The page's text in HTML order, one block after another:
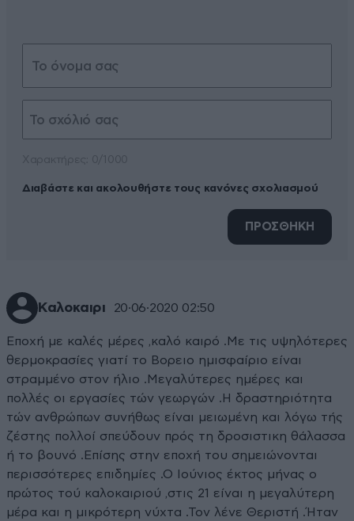
Διαβάστε και ακολουθήστε τους κανόνες σχολιασμού
ΠΡΟΣΘΗΚΗ
Καλοκαιρι 20·06·2020 02:50
Εποχή με καλές μέρες ,καλό καιρό .Με τις υψηλότερες
θερμοκρασίες γιατί το Βορειο ημισφαίριο είναι
στραμμένο στον ήλιο .Μεγαλύτερες ημέρες και
πολλές οι εργασίες τών γεωργών .Η δραστηριότητα
τών ανθρώπων συνήθως είναι μειωμένη και λόγω τής
ζέστης πολλοί σπεύδουν πρός τη δροσιστικη θάλασσα
ή το βουνό .Επίσης στην εποχή του σημειώνονται
περισσότερες επιδημίες .Ο Ιούνιος έκτος μήνας ο
πρώτος τού καλοκαιριού ,στις 21 είναι η μεγαλύτερη
μέρα και η μικρότερη νύχτα .Τον λένε Θεριστή .Ήταν